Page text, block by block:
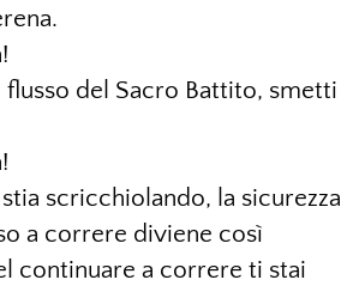
del Sacro Battito, smetti
scricchiolando, la sicurezza
a correre diviene così
continuare a correre ti stai